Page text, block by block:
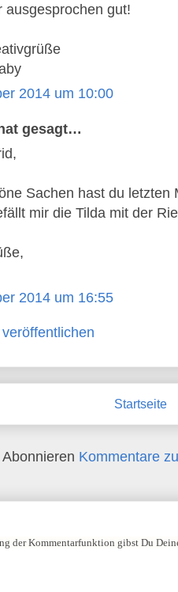
ausgesprochen gut!
2014 um 10:00
gesagt…
Sachen hast du letzten
mir die Tilda mit der
2014 um 16:55
Startseite
Abonnieren Kommentare
der Kommentarfunktion gibst Du